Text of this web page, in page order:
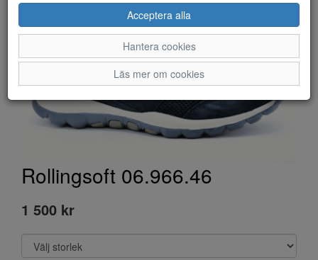
Rollingsoft 06.966.46
1 500 kr
Acceptera alla
Hantera cookies
Läs mer om cookies